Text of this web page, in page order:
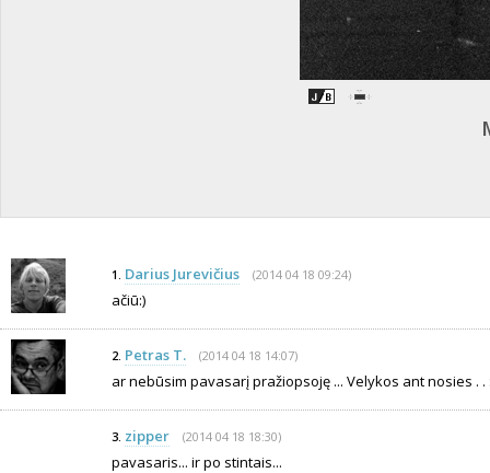
1. Darius Jurevičius (2014 04 18 09:24)
ačiū:)
2. Petras T. (2014 04 18 14:07)
ar nebūsim pavasarį pražiopsoję ... Velykos ant nosies . .
3. zipper (2014 04 18 18:30)
pavasaris... ir po stintais...